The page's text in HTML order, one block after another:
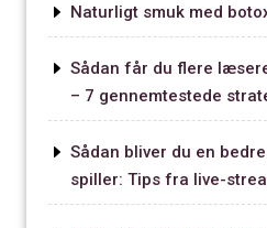
Naturligt smuk med
Sådan får du flere
– 7 gennemtestede
Sådan bliver du en
spiller: Tips fra live-